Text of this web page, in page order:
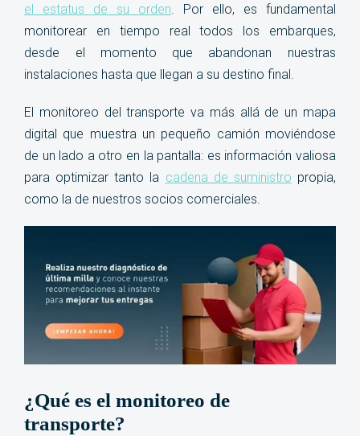
el estatus de su orden . Por ello, es fundamental
monitorear en tiempo real todos los embarques,
desde el momento que abandonan nuestras
instalaciones hasta que llegan a su destino final.
El monitoreo del transporte va más allá de un mapa
digital que muestra un pequeño camión moviéndose
de un lado a otro en la pantalla: es información valiosa
para optimizar tanto la cadena de suministro propia,
como la de nuestros socios comerciales.
¿Qué es el monitoreo de
transporte?